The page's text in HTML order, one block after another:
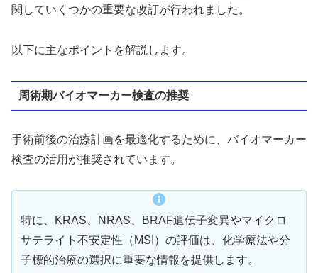
関していくつかの重要な改訂が行われました。
以下に主なポイントを解説します。
周術期バイオマーカー検査の推奨
手術前後の治療計画を最適化するために、バイオマーカー
検査の活用が推奨されています。
特に、KRAS、NRAS、BRAF遺伝子変異やマイクロ
サテライト不安定性（MSI）の評価は、化学療法や分
子標的治療の選択に重要な情報を提供します。